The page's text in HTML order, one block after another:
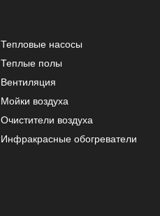
Тепловые насосы
Теплые полы
Вентиляция
Мойки воздуха
Очистители воздуха
Инфракрасные обогреватели